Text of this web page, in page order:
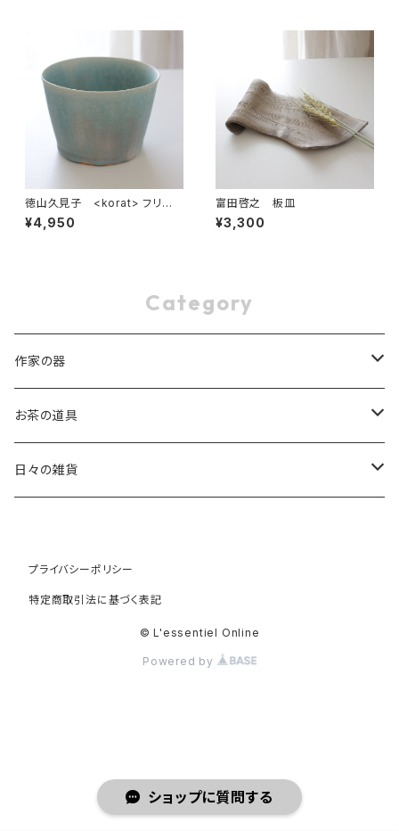
ショップに質問する
徳山久見子 <korat> フリー
カップ ブルー 1
¥4,950
富田啓之 板皿
¥3,300
Category
作家の器
稲葉 周子 Chikako Inaba
片瀬 和宏 Kazuhiro Katase
高橋 朋子 Tomoko Saito
竹村 友里 Yuri Takemura
徳山 久見子 Kumiko Tokuyama
お茶の道具
茶杓
日々の雑貨
天然素材
プライバシーポリシー
特定商取引法に基づく表記
© L'essentiel Online
Powered by